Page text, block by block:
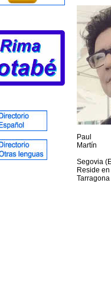
Paul
Martín
Segovia
Reside